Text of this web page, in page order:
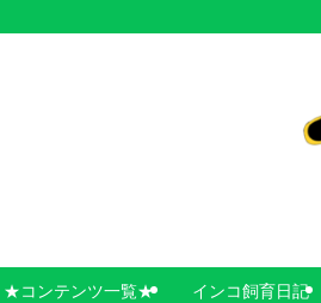
★コンテンツ一覧★ インコ飼育日記